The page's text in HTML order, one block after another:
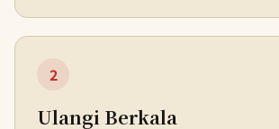
2
Ulangi Berkala